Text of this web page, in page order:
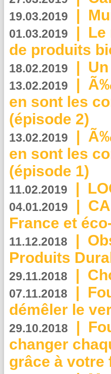
19.03.2019 |
01.03.2019 | Le
de produits
18.02.2019 |
13.02.2019 |
en sont les
(épisode 2)
13.02.2019 |
en sont les
(épisode 1)
11.02.2019 |
04.01.2019 |
France et
11.12.2018 |
Produits
29.11.2018 |
07.11.2018 |
démêler le
29.10.2018 |
changer
grâce à votre